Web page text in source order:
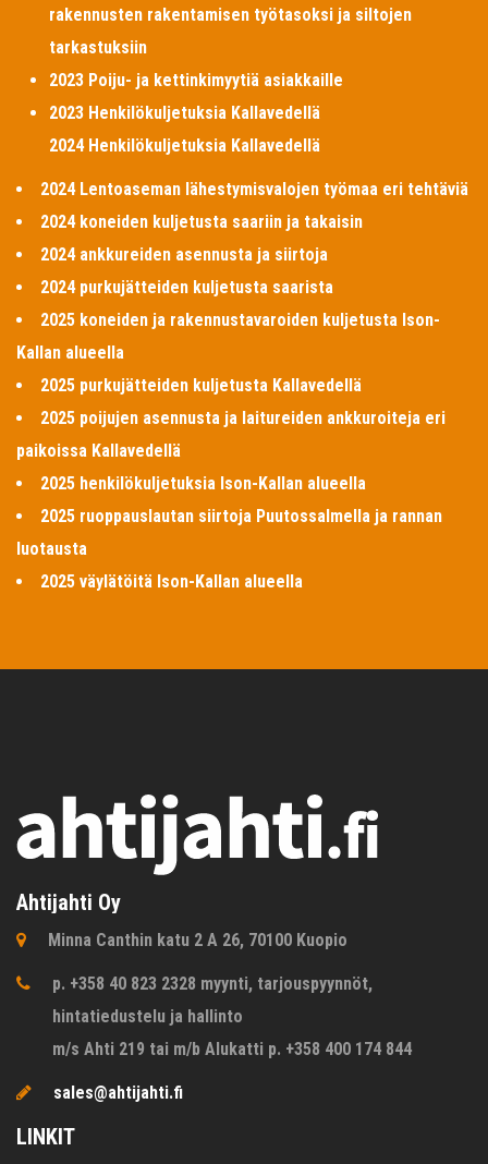
rakennusten rakentamisen työtasoksi ja siltojen
tarkastuksiin
2023 Poiju- ja kettinkimyytiä asiakkaille
2023 Henkilökuljetuksia Kallavedellä
2024 Henkilökuljetuksia Kallavedellä
2024 Lentoaseman lähestymisvalojen työmaa eri tehtäviä
2024 koneiden kuljetusta saariin ja takaisin
2024 ankkureiden asennusta ja siirtoja
2024 purkujätteiden kuljetusta saarista
2025 koneiden ja rakennustavaroiden kuljetusta Ison-
Kallan alueella
2025 purkujätteiden kuljetusta Kallavedellä
2025 poijujen asennusta ja laitureiden ankkuroiteja eri
paikoissa Kallavedellä
2025 henkilökuljetuksia Ison-Kallan alueella
2025 ruoppauslautan siirtoja Puutossalmella ja rannan
luotausta
2025 väylätöitä Ison-Kallan alueella
Ahtijahti Oy
Minna Canthin katu 2 A 26, 70100 Kuopio
p. +358 40 823 2328 myynti, tarjouspyynnöt,
hintatiedustelu ja hallinto
m/s Ahti 219 tai m/b Alukatti p. +358 400 174 844
sales@ahtijahti.fi
LINKIT